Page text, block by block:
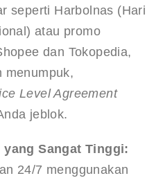
seperti Harbolnas (Hari
atau promo
dan Tokopedia,
menumpuk,
Level Agreement
jeblok.
Sangat Tinggi:
24/7 menggunakan